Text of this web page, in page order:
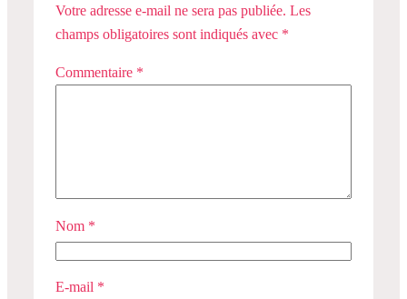
Votre adresse e-mail ne sera pas publiée. Les
champs obligatoires sont indiqués avec *
Commentaire *
Nom *
E-mail *